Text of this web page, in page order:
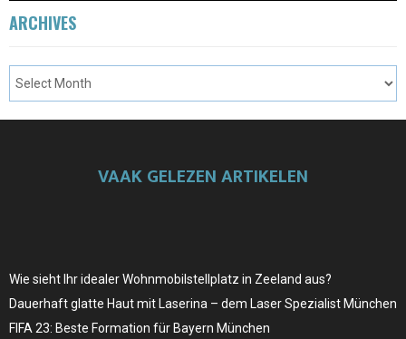
ARCHIVES
VAAK GELEZEN ARTIKELEN
Wie sieht Ihr idealer Wohnmobilstellplatz in Zeeland aus?
Dauerhaft glatte Haut mit Laserina – dem Laser Spezialist München
FIFA 23: Beste Formation für Bayern München